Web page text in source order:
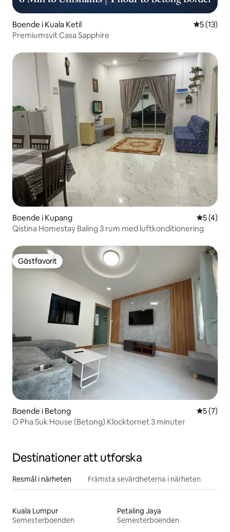
Boende i Kuala Ketil 5 av 5 i
5 (13)
Premiumsvit Casa Sapphire
Boende i Kupang 5 av 5 i
5 (4)
Qistina Homestay Baling 3 rum med luftkonditionering
Gästfavorit
Gästfavorit
Boende i Betong 5 av 5 i
5 (7)
O Pha Suk House (Betong) Klocktornet 3 minuter
Destinationer att utforska
Resmål i närheten Främsta sevärdheterna i närheten
Kuala Lumpur
Semesterboenden
Petaling Jaya
Semesterboenden